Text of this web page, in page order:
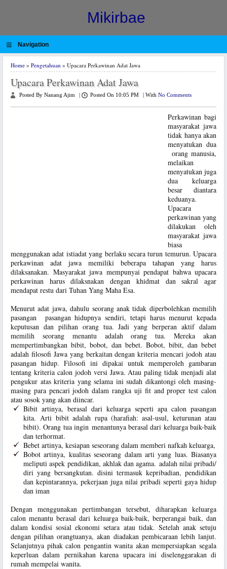
Mikirbae
≡ Navigation
Home » Pengetahuan » Upacara Perkawinan Adat Jawa
Upacara Perkawinan Adat Jawa
Posted By Nanang Ajim Posted On 10:05 PM With No Comments
Perkawinan bagi
masyarakat jawa
tidak hanya akan
menyatukan dua
orang manusia,
melaikan
menyatukan juga
dua keluarga
besar diantara
keduanya.
Upacara
perkawinan yang
dilakukan oleh
masyarakat jawa
biasa
menggunakan adat istiadat yang berlaku secara turun temurun. Upacara
perkawinan adat jawa memiliki beberapa tahapan yang harus
dilaksanakan. Masyarakat jawa mempunyai pendapat bahwa upacara
perkawinan harus dilaksnakan dengan khidmat dan sakral agar
mendapat restu dari Tuhan Yang Maha Esa.
Menurut adat jawa, dahulu seorang anak tidak diperbolehkan memilih
pasangan pasangan hidupnya sendiri, tetapi harus menurut kepada
keputusan dan pilihan orang tua. Jadi yang berperan aktif dalam
memilih seorang menantu adalah orang tua. Mereka akan
mempertimbangkan bibit, bobot, dan bebet. Bobot, bibit, dan bebet
adalah filosofi Jawa yang berkaitan dengan kriteria mencari jodoh atau
pasangan hidup. Filosofi ini dipakai untuk memperoleh gambaran
tentang kriteria calon jodoh versi Jawa. Atau paling tidak menjadi alat
pengukur atas kriteria yang selama ini sudah dikantongi oleh masing-
masing para pencari jodoh dalam rangka uji fit and proper test calon
atau sosok yang akan diincar.
Bibit artinya, berasal dari keluarga seperti apa calon pasangan
kita. Arti bibit adalah rupa (harafiah: asal-usul, keturunan atau
bibit). Orang tua ingin menantunya berasal dari keluarga baik-baik
dan terhormat.
Bebet artinya, kesiapan seseorang dalam memberi nafkah keluarga,
Bobot artinya, kualitas seseorang dalam arti yang luas. Biasanya
meliputi aspek pendidikan, akhlak dan agama. adalah nilai pribadi/
diri yang bersangkutan. disini termasuk kepribadian, pendidikan
dan kepintarannya, pekerjaan juga nilai pribadi seperti gaya hidup
dan iman
Dengan menggunakan pertimbangan tersebut, diharapkan keluarga
calon menantu berasal dari keluarga baik-baik, berperangai baik, dan
dalam kondisi sosial ekonomi setara atau tidak. Setelah anak setuju
dengan pilihan orangtuanya, akan diadakan pembicaraan lebih lanjut.
Selanjutnya pihak calon pengantin wanita akan mempersiapkan segala
keperluan dalam pernikahan karena upacara ini diselenggarakan di
rumah mempelai wanita.